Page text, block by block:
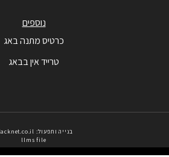
נוספים
כרטיס מתנה באג
טרייד אין בבאג
בנייה ותפעול: Blacknet.co.il
llms file